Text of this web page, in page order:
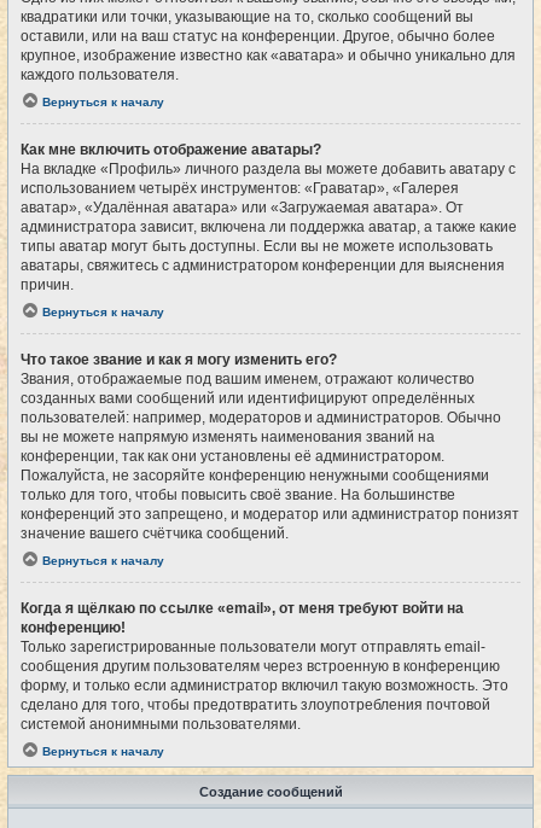
квадратики или точки, указывающие на то, сколько сообщений вы
оставили, или на ваш статус на конференции. Другое, обычно более
крупное, изображение известно как «аватара» и обычно уникально для
каждого пользователя.
Вернуться к началу
Как мне включить отображение аватары?
На вкладке «Профиль» личного раздела вы можете добавить аватару с
использованием четырёх инструментов: «Граватар», «Галерея
аватар», «Удалённая аватара» или «Загружаемая аватара». От
администратора зависит, включена ли поддержка аватар, а также какие
типы аватар могут быть доступны. Если вы не можете использовать
аватары, свяжитесь с администратором конференции для выяснения
причин.
Вернуться к началу
Что такое звание и как я могу изменить его?
Звания, отображаемые под вашим именем, отражают количество
созданных вами сообщений или идентифицируют определённых
пользователей: например, модераторов и администраторов. Обычно
вы не можете напрямую изменять наименования званий на
конференции, так как они установлены её администратором.
Пожалуйста, не засоряйте конференцию ненужными сообщениями
только для того, чтобы повысить своё звание. На большинстве
конференций это запрещено, и модератор или администратор понизят
значение вашего счётчика сообщений.
Вернуться к началу
Когда я щёлкаю по ссылке «email», от меня требуют войти на
конференцию!
Только зарегистрированные пользователи могут отправлять email-
сообщения другим пользователям через встроенную в конференцию
форму, и только если администратор включил такую возможность. Это
сделано для того, чтобы предотвратить злоупотребления почтовой
системой анонимными пользователями.
Вернуться к началу
Создание сообщений